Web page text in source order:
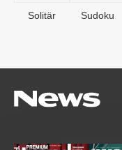
Solitär Sudoku